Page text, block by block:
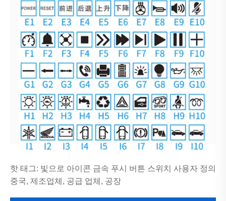
핫 태그: 빛으로 아이콘 금속 푸시 버튼 스위치 사용자 정의
중국, 제조업체, 공급 업체, 공장